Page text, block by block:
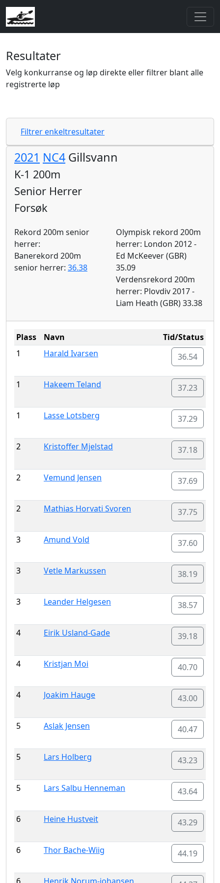
Resultater
Velg konkurranse og løp direkte eller filtrer blant alle
registrerte løp
Filtrer enkeltresultater
2021 NC4 Gillsvann
K-1 200m
Senior Herrer
Forsøk
Rekord 200m senior
herrer:
Banerekord 200m
senior herrer: 36.38
Olympisk rekord 200m
herrer: London 2012 -
Ed McKeever (GBR)
35.09
Verdensrekord 200m
herrer: Plovdiv 2017 -
Liam Heath (GBR) 33.38
Plass Navn
Tid/Status
1
Harald Ivarsen 36.54
1 Hakeem Teland 37.23
1 Lasse Lotsberg 37.29
2 Kristoffer Mjelstad 37.18
2 Vemund Jensen 37.69
2 Mathias Horvati Svoren 37.75
3 Amund Vold 37.60
3 Vetle Markussen 38.19
3 Leander Helgesen 38.57
4 Eirik Usland-Gade 39.18
4 Kristjan Moi 40.70
4 Joakim Hauge 43.00
5 Aslak Jensen 40.47
5 Lars Holberg 43.23
5 Lars Salbu Henneman 43.64
6 Heine Hustveit 43.29
6 Thor Bache-Wiig 44.19